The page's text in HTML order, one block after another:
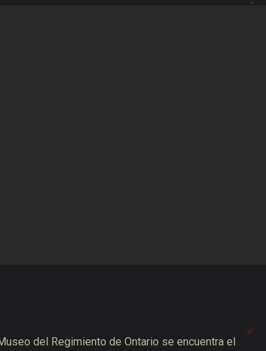
del Regimiento de Ontario se encuentra el